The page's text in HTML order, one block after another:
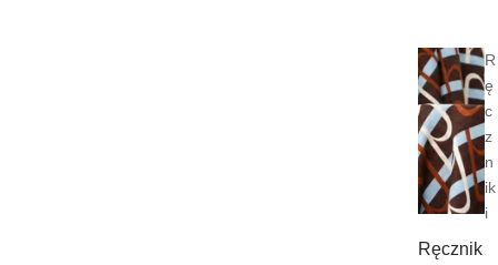
R
ę
c
z
n
ik
i
Ręcznik